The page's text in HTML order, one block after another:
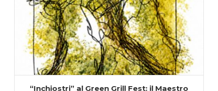
“Inchiostri” al Green Grill Fest: il Maestro